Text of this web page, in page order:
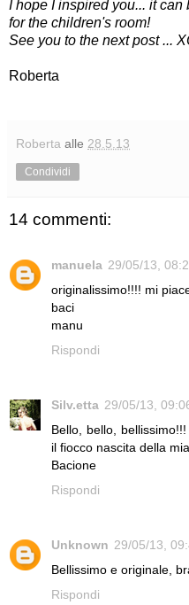
I hope I inspired you... it
for the children's room!
See you to the next post ...
Roberta
Roberta alle 28.5.13
Condividi
14 commenti:
manuela 29/05/13,
originalissimo!!!! mi
baci
manu
Rispondi
Silv.etta 29/05/13,
Bello, bello,
il fiocco nascita della
Bacione
Rispondi
Unknown 29/05/13,
Bellissimo e originale,
Rispondi